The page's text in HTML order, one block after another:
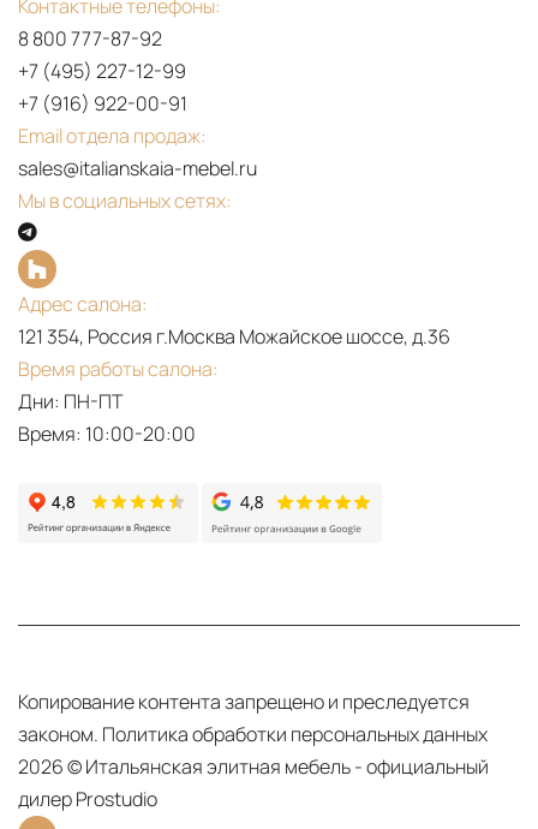
PDF
Mood
PDF
Aurora
&
Контактные телефоны:
8 800 777-87-92
+7 (495) 227-12-99
+7 (916) 922-00-91
Email отдела продаж:
sales@italianskaia-mebel.ru
Мы в социальных сетях:
Адрес салона:
121 354, Россия г.Москва Можайское шоссе, д.36
Время работы салона:
Дни: ПН-ПТ
Время: 10:00-20:00
Копирование контента запрещено и преследуется
законом. Политика обработки персональных данных
2026 © Итальянская элитная мебель - официальный
дилер Prostudio